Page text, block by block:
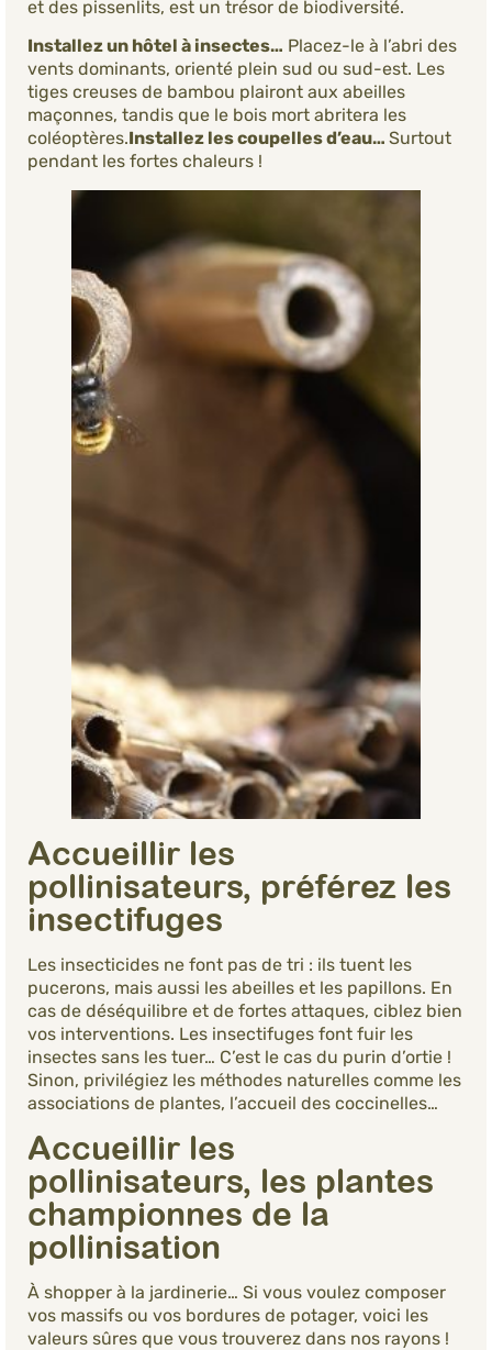
et des pissenlits, est un trésor de biodiversité.
Installez un hôtel à insectes… Placez-le à l’abri des
vents dominants, orienté plein sud ou sud-est. Les
tiges creuses de bambou plairont aux abeilles
maçonnes, tandis que le bois mort abritera les
coléoptères.Installez les coupelles d’eau… Surtout
pendant les fortes chaleurs !
Accueillir les
pollinisateurs, préférez les
insectifuges
Les insecticides ne font pas de tri : ils tuent les
pucerons, mais aussi les abeilles et les papillons. En
cas de déséquilibre et de fortes attaques, ciblez bien
vos interventions. Les insectifuges font fuir les
insectes sans les tuer… C’est le cas du purin d’ortie !
Sinon, privilégiez les méthodes naturelles comme les
associations de plantes, l’accueil des coccinelles…
Accueillir les
pollinisateurs, les plantes
championnes de la
pollinisation
À shopper à la jardinerie… Si vous voulez composer
vos massifs ou vos bordures de potager, voici les
valeurs sûres que vous trouverez dans nos rayons !